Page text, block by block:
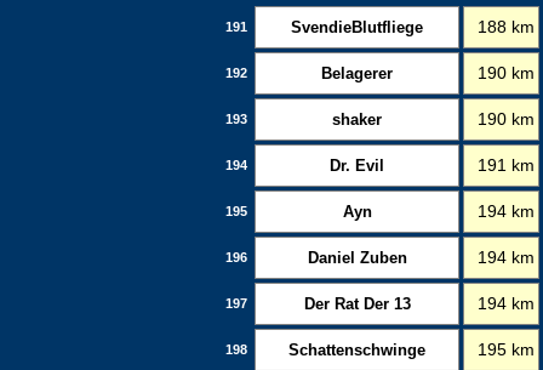
191 SvendieBlutfliege 188 km
192 Belagerer 190 km
193 shaker 190 km
194 Dr. Evil 191 km
195 Ayn 194 km
196 Daniel Zuben 194 km
197 Der Rat Der 13 194 km
198 Schattenschwinge 195 km